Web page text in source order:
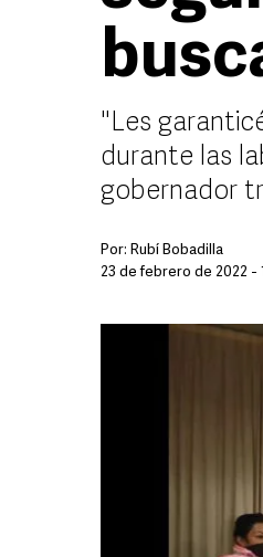
"Les
durante las
gobernador
Por: Rubí Bobadilla
23 de febrero de 2022 -